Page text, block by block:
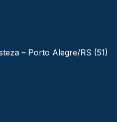
– Porto Alegre/RS (51)